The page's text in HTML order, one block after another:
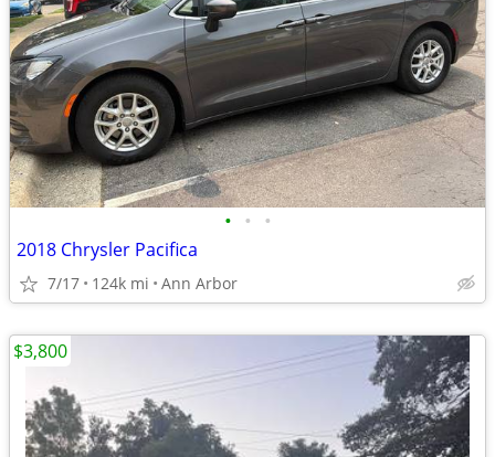
• • •
2018 Chrysler Pacifica
7/17 124k mi Ann Arbor
$3,800